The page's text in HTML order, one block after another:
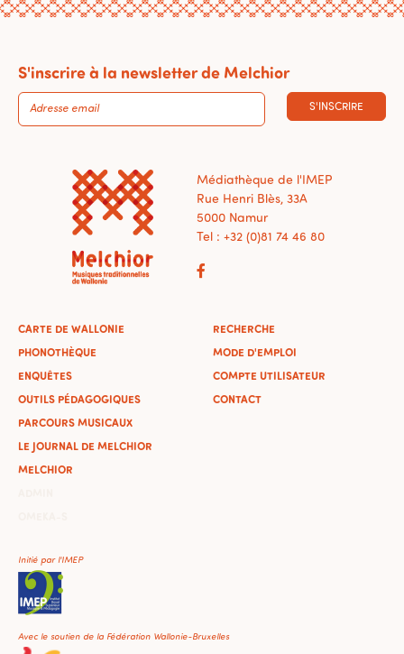
S'inscrire à la newsletter de Melchior
S'INSCRIRE
Médiathèque de l'IMEP
Rue Henri Blès, 33A
5000 Namur
Tel : +32 (0)81 74 46 80
CARTE DE WALLONIE
PHONOTHÈQUE
ENQUÊTES
OUTILS PÉDAGOGIQUES
PARCOURS MUSICAUX
LE JOURNAL DE MELCHIOR
MELCHIOR
RECHERCHE
MODE D'EMPLOI
COMPTE UTILISATEUR
CONTACT
Initié par l'IMEP
Avec le soutien de la Fédération Wallonie-Bruxelles